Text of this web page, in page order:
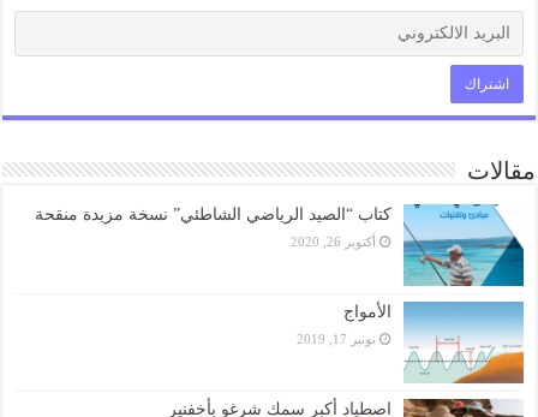
مقالات
كتاب “الصيد الرياضي الشاطئي” نسخة مزيدة منقحة
أكتوبر 26, 2020
الأمواج
نونبر 17, 2019
اصطياد أكبر سمك شرغو بأخفنير